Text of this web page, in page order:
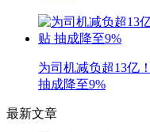
为司机减负超13亿
抽成降至9%
最新文章